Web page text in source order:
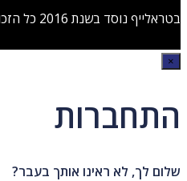
בטראלייף נוסד בשנת 2016 כל הזכויות שמורות
×
התחברות
שלום לך, לא ראינו אותך בעבר?